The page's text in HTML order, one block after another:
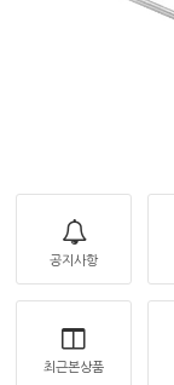
공지사항
최근본상품